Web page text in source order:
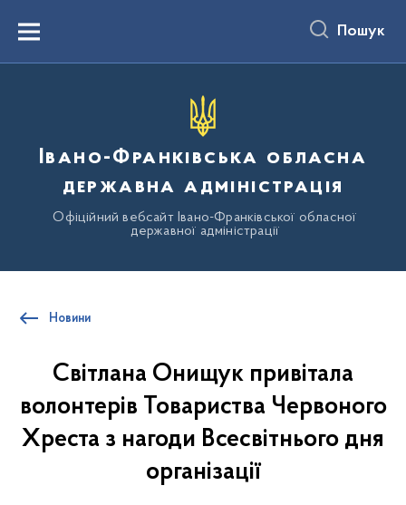
вмістуMenu Пошук
Івано-Франківська обласна
державна адміністрація
Офіційний вебсайт Івано-Франківської обласної
державної адміністрації
Новини
Світлана Онищук привітала
волонтерів Товариства Червоного
Хреста з нагоди Всесвітнього дня
організації